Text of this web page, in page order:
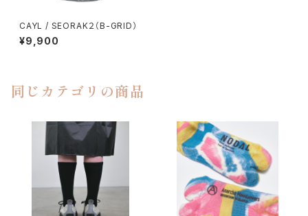
CAYL / SEORAK２（B-GRID）
¥9,900
同じカテゴリの商品